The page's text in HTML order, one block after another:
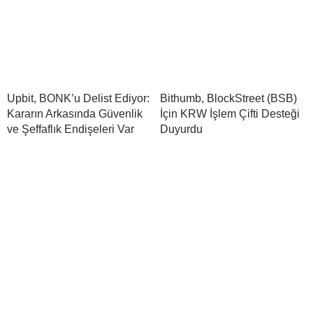
Upbit, BONK’u Delist Ediyor:
Kararın Arkasında Güvenlik
ve Şeffaflık Endişeleri Var
Bithumb, BlockStreet (BSB)
İçin KRW İşlem Çifti Desteği
Duyurdu